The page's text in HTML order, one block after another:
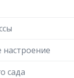
сада